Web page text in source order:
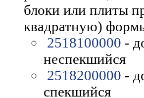
блоки или плиты
квадратную)
2518100000 -
неспекшийся
2518200000 -
спекшийся